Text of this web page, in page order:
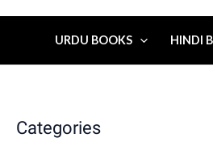
URDU BOOKS HINDI
Categories